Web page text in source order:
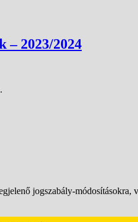
– 2023/2024
jogszabály-módosításokra,